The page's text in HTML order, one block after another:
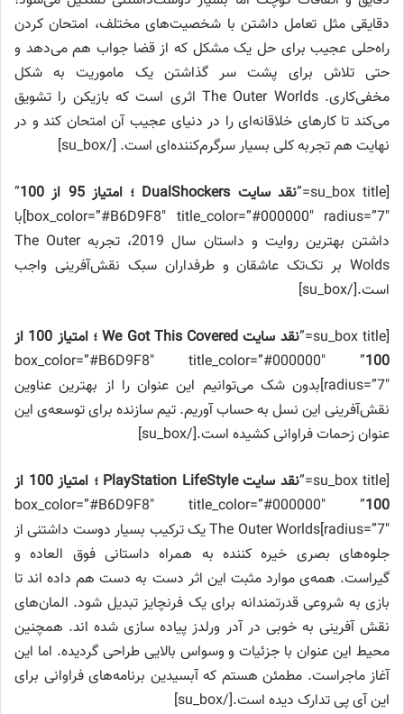
دقایقی مثل تعامل داشتن با شخصیت‌های مختلف، امتحان کردن
راه‌حلی عجیب برای حل یک مشکل که از قضا جواب هم می‌دهد و
حتی تلاش برای پشت سر گذاشتن یک ماموریت به شکل
مخفی‌کاری. The Outer Worlds اثری است که بازیکن را تشویق
می‌کند تا کار‌های خلاقانه‌ای را در دنیای عجیب آن امتحان کند و در
نهایت هم تجربه کلی بسیار سرگرم‌کننده‌ای است. [/su_box]
[su_box title=” نقد سایت DualShockers ؛ امتیاز 95 از 100
”
box_color=”#B6D9F8″ title_color=”#000000″ radius=”7″]با
داشتن بهترین روایت و داستان سال 2019، تجربه The Outer
Wolds بر تک‌تک عاشقان و طرفداران سبک نقش‌آفرینی واجب
است.[/su_box]
[su_box title=” نقد سایت We Got This Covered
؛ امتیاز 100 از
100
” box_color=”#B6D9F8″ title_color=”#000000″
radius=”7″]بدون شک می‌توانیم این عنوان را از بهترین عناوین
نقش‌آفرینی این نسل به حساب آوریم. تیم سازنده برای توسعه‌ی این
عنوان زحمات فراوانی کشیده است.[/su_box]
[su_box title=” نقد سایت PlayStation LifeStyle
؛ امتیاز 100 از
100
” box_color=”#B6D9F8″ title_color=”#000000″
radius=”7″]The Outer Worlds یک ترکیب بسیار دوست داشتنی از
جلوه‌های بصری خیره کننده به همراه داستانی فوق العاده و
گیراست. همه‌ی موارد مثبت این اثر دست به دست هم داده اند تا
بازی به شروعی قدرتمندانه برای یک فرنچایز تبدیل شود. المان‌های
نقش آفرینی به خوبی در آدر ورلدز پیاده سازی شده اند. همچنین
محیط این عنوان با جزئیات و وسواس بالایی طراحی گردیده. اما این
آغاز ماجراست. مطمئن هستم که آبسیدین برنامه‌های فراوانی برای
این آی پی تدارک دیده است.[/su_box]